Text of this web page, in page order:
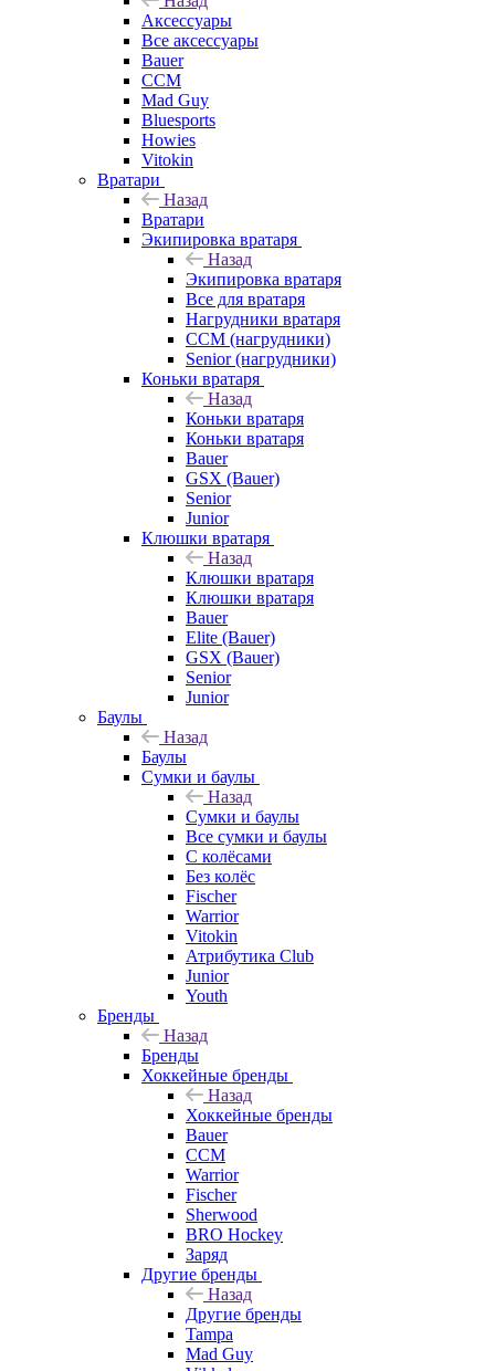
Аксессуары
Все аксессуары
Bauer
CCM
Mad Guy
Bluesports
Howies
Vitokin
Вратари
Назад
Вратари
Экипировка вратаря
Назад
Экипировка вратаря
Все для вратаря
Нагрудники вратаря
CCM (нагрудники)
Senior (нагрудники)
Коньки вратаря
Назад
Коньки вратаря
Коньки вратаря
Bauer
GSX (Bauer)
Senior
Junior
Клюшки вратаря
Назад
Клюшки вратаря
Клюшки вратаря
Bauer
Elite (Bauer)
GSX (Bauer)
Senior
Junior
Баулы
Назад
Баулы
Сумки и баулы
Назад
Сумки и баулы
Все сумки и баулы
С колёсами
Без колёс
Fischer
Warrior
Vitokin
Атрибутика Club
Junior
Youth
Бренды
Назад
Бренды
Хоккейные бренды
Назад
Хоккейные бренды
Bauer
CCM
Warrior
Fischer
Sherwood
BRO Hockey
Заряд
Другие бренды
Назад
Другие бренды
Tampa
Mad Guy